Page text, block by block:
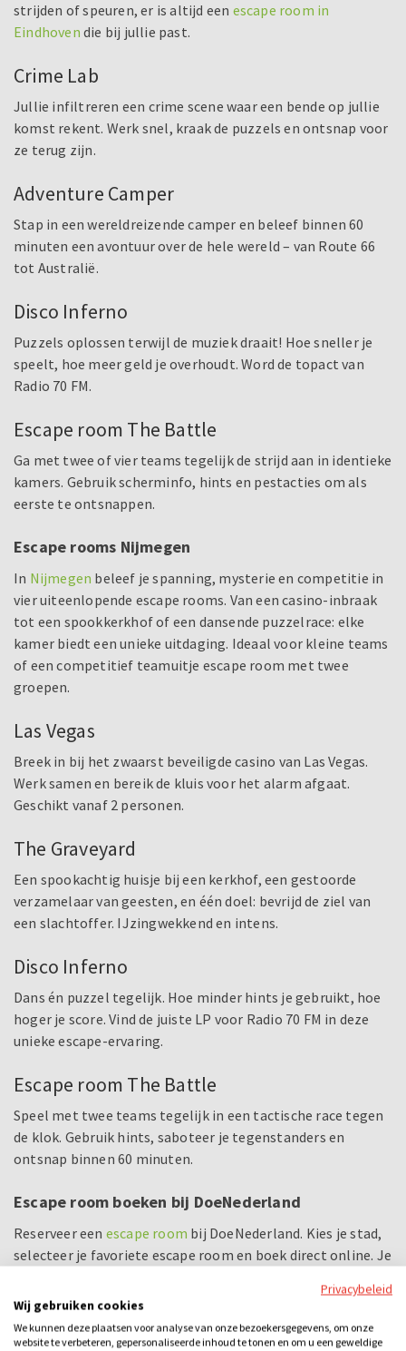
strijden of speuren, er is altijd een escape room in
Eindhoven die bij jullie past.
Crime Lab
Jullie infiltreren een crime scene waar een bende op jullie
komst rekent. Werk snel, kraak de puzzels en ontsnap voor
ze terug zijn.
Adventure Camper
Stap in een wereldreizende camper en beleef binnen 60
minuten een avontuur over de hele wereld – van Route 66
tot Australië.
Disco Inferno
Puzzels oplossen terwijl de muziek draait! Hoe sneller je
speelt, hoe meer geld je overhoudt. Word de topact van
Radio 70 FM.
Escape room The Battle
Ga met twee of vier teams tegelijk de strijd aan in identieke
kamers. Gebruik scherminfo, hints en pestacties om als
eerste te ontsnappen.
Escape rooms Nijmegen
In Nijmegen beleef je spanning, mysterie en competitie in
vier uiteenlopende escape rooms. Van een casino-inbraak
tot een spookkerkhof of een dansende puzzelrace: elke
kamer biedt een unieke uitdaging. Ideaal voor kleine teams
of een competitief teamuitje escape room met twee
groepen.
Las Vegas
Breek in bij het zwaarst beveiligde casino van Las Vegas.
Werk samen en bereik de kluis voor het alarm afgaat.
Geschikt vanaf 2 personen.
The Graveyard
Een spookachtig huisje bij een kerkhof, een gestoorde
verzamelaar van geesten, en één doel: bevrijd de ziel van
een slachtoffer. IJzingwekkend en intens.
Disco Inferno
Dans én puzzel tegelijk. Hoe minder hints je gebruikt, hoe
hoger je score. Vind de juiste LP voor Radio 70 FM in deze
unieke escape-ervaring.
Escape room The Battle
Speel met twee teams tegelijk in een tactische race tegen
de klok. Gebruik hints, saboteer je tegenstanders en
ontsnap binnen 60 minuten.
Escape room boeken bij DoeNederland
Reserveer een escape room bij DoeNederland. Kies je stad,
selecteer je favoriete escape room en boek direct online. Je
Den Bosch, Nijmegen of Eindhoven vindt die past bij jouw
planning. Ze zijn geschikt voor 2 tot 8 personen, en grotere
groepen kunnen gelijktijdig in meerdere escape rooms
Privacybeleid
Wij gebruiken cookies
We kunnen deze plaatsen voor analyse van onze bezoekersgegevens, om onze
website te verbeteren, gepersonaliseerde inhoud te tonen en om u een geweldige